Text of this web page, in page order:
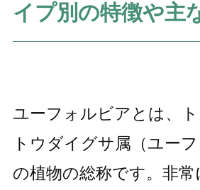
イプ別の特徴や主
ユーフォルビアとは、
トウダイグサ属（ユーフ
の植物の総称です。非